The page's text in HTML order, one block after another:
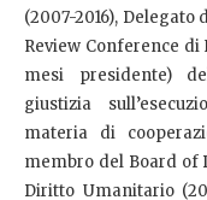
(2007-2016),
Review Conference
mesi presidente)
giustizia
materia di
membro del Board of
Diritto Umanitario